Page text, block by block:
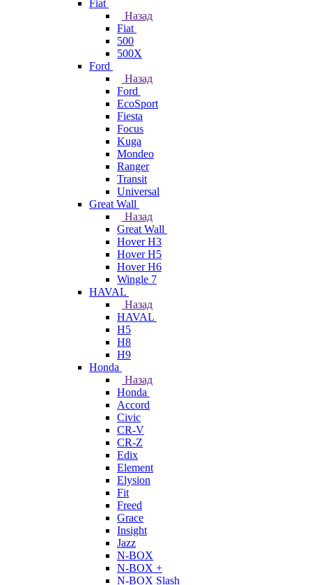
Fiat
Назад
Fiat
500
500X
Ford
Назад
Ford
EcoSport
Fiesta
Focus
Kuga
Mondeo
Ranger
Transit
Universal
Great Wall
Назад
Great Wall
Hover H3
Hover H5
Hover H6
Wingle 7
HAVAL
Назад
HAVAL
H5
H8
H9
Honda
Назад
Honda
Accord
Civic
CR-V
CR-Z
Edix
Element
Elysion
Fit
Freed
Grace
Insight
Jazz
N-BOX
N-BOX +
N-BOX Slash